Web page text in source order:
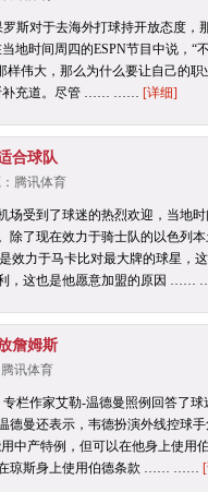
斯对于去海外打球持开放态度，
地时间周四的ESPN节目中说，“
样伟大，那么为什么要让自己的
补充道。尽管 …… …… [详细]
合球队
腾讯体育
场受到了球迷的热烈欢迎，当地
除了现在效力于骑士队的以色列
效力于马卡比对最大牌的球星，
利，这也是他愿意加盟的原因
詹姆斯
讯体育
栏作家艾勒-温德曼照例回答了
德曼还表示，韦德扮演外线控
中产特例，但可以在他身上使用
在琼斯身上使用伯德条款 …… ……